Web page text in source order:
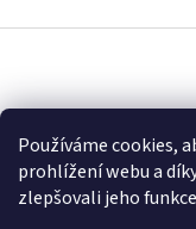
Používáme cookies,
prohlížení webu a
zlepšovali jeho
a